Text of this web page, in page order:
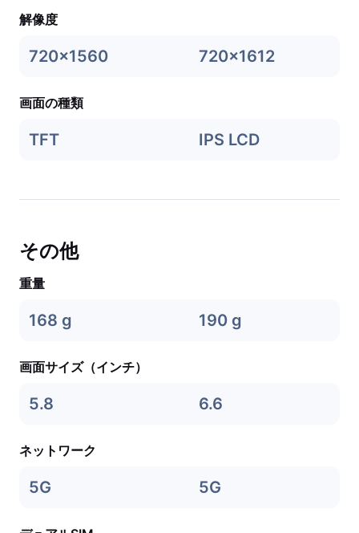
解像度
720x1560 720x1612
画面の種類
TFT IPS LCD
その他
重量
168 g 190 g
画面サイズ（インチ）
5.8 6.6
ネットワーク
5G 5G